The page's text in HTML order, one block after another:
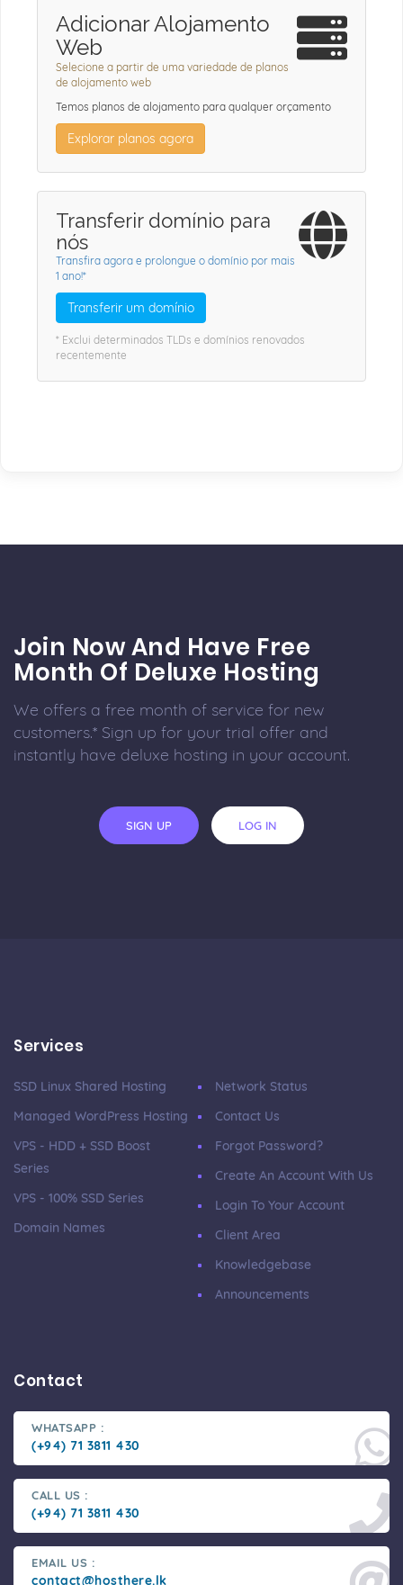
Adicionar Alojamento
Web
Selecione a partir de uma variedade de planos
de alojamento web
Temos planos de alojamento para qualquer orçamento
Explorar planos agora
Transferir domínio para
nós
Transfira agora e prolongue o domínio por mais
1 ano!*
Transferir um domínio
* Exclui determinados TLDs e domínios renovados
recentemente
Join Now And Have Free
Month Of Deluxe Hosting
We offers a free month of service for new
customers.* Sign up for your trial offer and
instantly have deluxe hosting in your account.
SIGN UP LOG IN
Services
SSD Linux Shared Hosting
Managed WordPress Hosting
VPS - HDD + SSD Boost
Series
VPS - 100% SSD Series
Domain Names
Network Status
Contact Us
Forgot Password?
Create An Account With Us
Login To Your Account
Client Area
Knowledgebase
Announcements
Contact
WHATSAPP :
(+94) 71 3811 430
CALL US :
(+94) 71 3811 430
EMAIL US :
contact@hosthere.lk